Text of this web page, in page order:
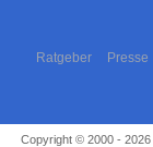
Ratgeber Presse
Copyright © 2000 -